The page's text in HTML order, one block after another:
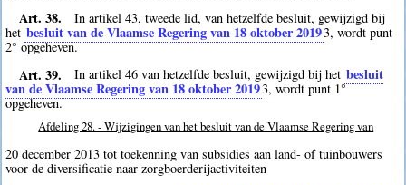
Art. 38.
In artikel 43, tweede lid, van hetzelfde besluit, gewijzigd bij
het besluit van de Vlaamse Regering van 18 oktober 20193, wordt punt
2° opgeheven.
Art. 39. In artikel 46 van hetzelfde besluit, gewijzigd bij het besluit
van de Vlaamse Regering van 18 oktober 20193, wordt punt 1°
opgeheven.
Afdeling 28. - Wijzigingen van het besluit van de Vlaamse Regering van
20 december 2013 tot toekenning van subsidies aan land- of tuinbouwers
voor de diversificatie naar zorgboerderijactiviteiten